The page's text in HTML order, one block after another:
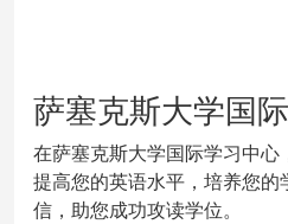
萨塞克斯大学国
在萨塞克斯大学国际学习中心
提高您的英语水平，培养您的
信，助您成功攻读学位。